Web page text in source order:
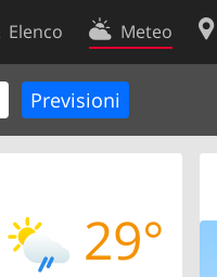
Elenco Meteo
29°
Contatti
Condizioni d’uso